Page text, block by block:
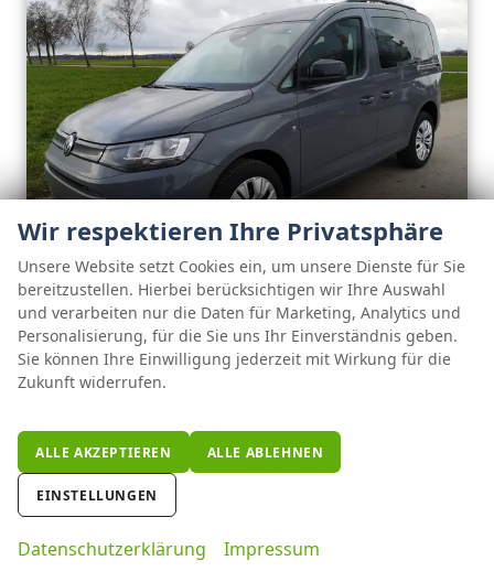
ab 311,– € mtl.
Volkswagen Caddy
Basis 2.0TDI ACC Kam GV5 App AHK Reling
unverbindliche Lieferzeit:14 Tage Fahrzeug mit Tageszulassung
Kraftstoff Diesel Außenfarbe Puregrey
Leistung 75 kW (102 PS) Kilometerstand 10 km
01.05.2026
30.490,– € DETAILS
Wir respektieren Ihre Privatsphäre
Unsere Website setzt Cookies ein, um unsere Dienste für Sie
bereitzustellen. Hierbei berücksichtigen wir Ihre Auswahl
und verarbeiten nur die Daten für Marketing, Analytics und
Personalisierung, für die Sie uns Ihr Einverständnis geben.
Sie können Ihre Einwilligung jederzeit mit Wirkung für die
Zukunft widerrufen.
ALLE AKZEPTIEREN ALLE ABLEHNEN
EINSTELLUNGEN
Datenschutzerklärung Impressum